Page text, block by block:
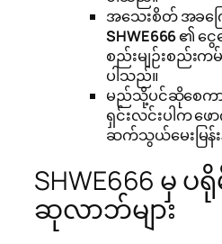
အသေးစိတ် အခကြ
SHWE666၏ ငွေ
စည်းမျဉ်းစည်းကမ်
ပါသည်။
မည်သို့ပင်ဆိုစေက
ရှင်းလင်းပါက
ဆက်သွယ်မေးမြန်
SHWE666 မှ ပရို
ဆုလာဘ်များ